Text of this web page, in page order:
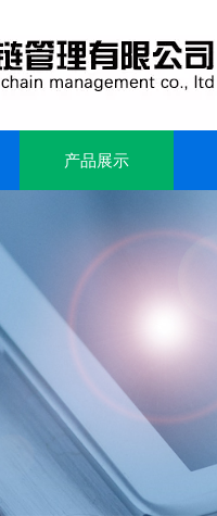
产品展示